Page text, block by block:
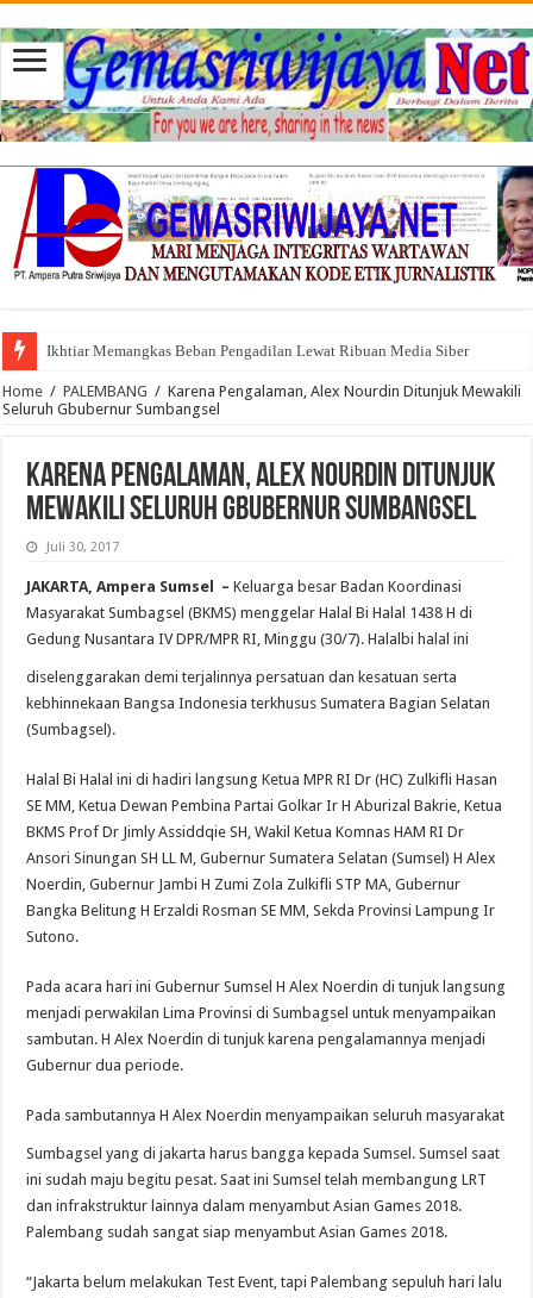
Ikhtiar Memangkas Beban Pengadilan Lewat Ribuan Media Siber
Home / PALEMBANG / Karena Pengalaman, Alex Nourdin Ditunjuk Mewakili
Seluruh Gbubernur Sumbangsel
Karena Pengalaman, Alex Nourdin Ditunjuk
Mewakili Seluruh Gbubernur Sumbangsel
Juli 30, 2017
JAKARTA, Ampera Sumsel –Keluarga besar Badan Koordinasi
Masyarakat Sumbagsel (BKMS) menggelar Halal Bi Halal 1438 H di
Gedung Nusantara IV DPR/MPR RI, Minggu (30/7). Halal bi halal ini
diselenggarakan demi terjalinnya persatuan dan kesatuan serta
kebhinnekaan Bangsa Indonesia terkhusus Sumatera Bagian Selatan
(Sumbagsel).
Halal Bi Halal ini di hadiri langsung Ketua MPR RI Dr (HC) Zulkifli Hasan
SE MM, Ketua Dewan Pembina Partai Golkar Ir H Aburizal Bakrie, Ketua
BKMS Prof Dr Jimly Assiddqie SH, Wakil Ketua Komnas HAM RI Dr
Ansori Sinungan SH LL M, Gubernur Sumatera Selatan (Sumsel) H Alex
Noerdin, Gubernur Jambi H Zumi Zola Zulkifli STP MA, Gubernur
Bangka Belitung H Erzaldi Rosman SE MM, Sekda Provinsi Lampung Ir
Sutono.
Pada acara hari ini Gubernur Sumsel H Alex Noerdin di tunjuk langsung
menjadi perwakilan Lima Provinsi di Sumbagsel untuk menyampaikan
sambutan. H Alex Noerdin di tunjuk karena pengalamannya menjadi
Gubernur dua periode.
Pada sambutannya H Alex Noerdin menyampaikan seluruh masyarakat
Sumbagsel yang di jakarta harus bangga kepada Sumsel. Sumsel saat
ini sudah maju begitu pesat. Saat ini Sumsel telah membangung LRT
dan infrakstruktur lainnya dalam menyambut Asian Games 2018.
Palembang sudah sangat siap menyambut Asian Games 2018.
“Jakarta belum melakukan Test Event, tapi Palembang sepuluh hari lalu